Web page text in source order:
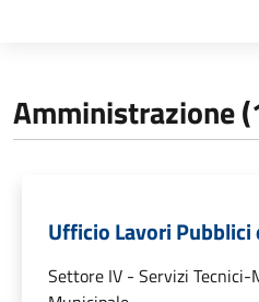
Amministrazione
Ufficio Lavori
Settore IV - Servizi